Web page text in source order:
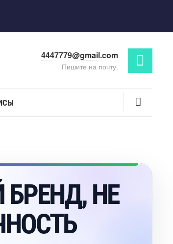
4447779@gmail.com
Пишите на почту.
НЕ